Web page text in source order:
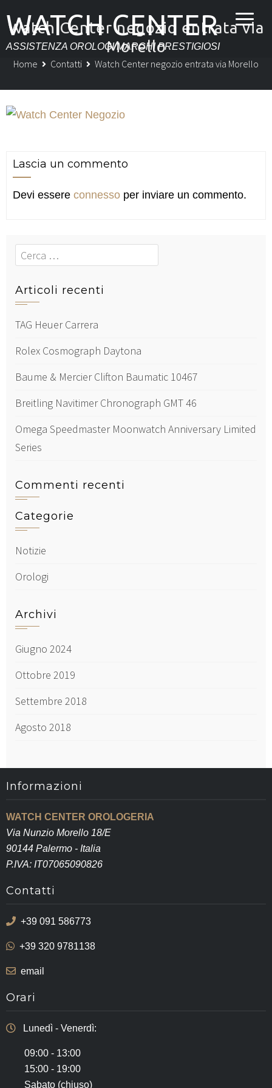
WATCH CENTER
ASSISTENZA OROLOGI MARCHI PRESTIGIOSI
Watch Center negozio entrata via
Morello
Home Contatti Watch Center negozio entrata via Morello
Lascia un commento
Devi essere connesso per inviare un commento.
Cerca
Articoli recenti
TAG Heuer Carrera
Rolex Cosmograph Daytona
Baume & Mercier Clifton Baumatic 10467
Breitling Navitimer Chronograph GMT 46
Omega Speedmaster Moonwatch Anniversary Limited
Series
Commenti recenti
Categorie
Notizie
Orologi
Archivi
Giugno 2024
Ottobre 2019
Settembre 2018
Agosto 2018
Informazioni
WATCH CENTER OROLOGERIA
Via Nunzio Morello 18/E
90144 Palermo - Italia
P.IVA: IT07065090826
Contatti
+39 091 586773
+39 320 9781138
email
Orari
Lunedì - Venerdì:
09:00 - 13:00
15:00 - 19:00
Sabato (chiuso)